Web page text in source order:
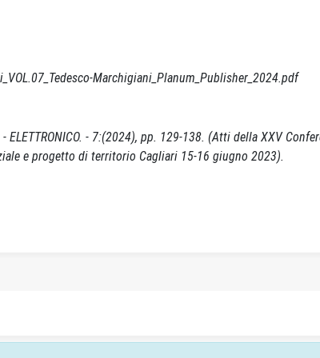
Marchigiani_Planum_Publisher_2024.pdf
ELETTRONICO. - 7:(2024), pp. 129-138. (Atti della XXV
e progetto di territorio Cagliari 15-16 giugno 2023).